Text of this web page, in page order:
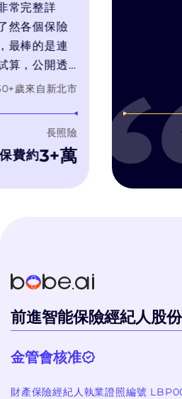
詳
保險
是連
開透
求推
自新北市
3+萬
前進智能保險經紀人股
金管會核准
財產保險經紀人執業證照編號